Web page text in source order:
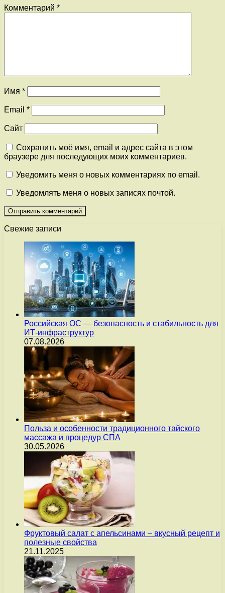
Комментарий *
Имя *
Email *
Сайт
Сохранить моё имя, email и адрес сайта в этом
браузере для последующих моих комментариев.
Уведомить меня о новых комментариях по email.
Уведомлять меня о новых записях почтой.
Свежие записи
Российская ОС — безопасность и стабильность для
ИТ-инфраструктур
07.08.2026
Польза и особенности традиционного тайского
массажа и процедур СПА
30.05.2026
Фруктовый салат с апельсинами – вкусный рецепт и
полезные свойства
21.11.2025